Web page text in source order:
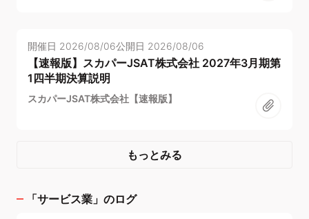
開催日 2026/08/06公開日 2026/08/06
【速報版】スカパーJSAT株式会社 2027年3月期第
1四半期決算説明
スカパーJSAT株式会社【速報版】
もっとみる
「サービス業 」のログ